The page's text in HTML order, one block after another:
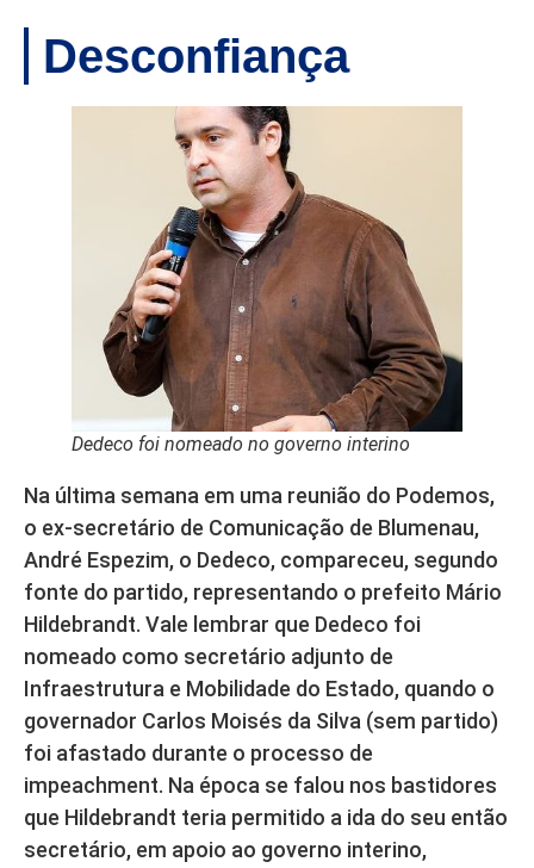
Desconfiança
Dedeco foi nomeado no governo interino
Na última semana em uma reunião do Podemos,
o ex-secretário de Comunicação de Blumenau,
André Espezim, o Dedeco, compareceu, segundo
fonte do partido, representando o prefeito Mário
Hildebrandt. Vale lembrar que Dedeco foi
nomeado como secretário adjunto de
Infraestrutura e Mobilidade do Estado, quando o
governador Carlos Moisés da Silva (sem partido)
foi afastado durante o processo de
impeachment. Na época se falou nos bastidores
que Hildebrandt teria permitido a ida do seu então
secretário, em apoio ao governo interino,